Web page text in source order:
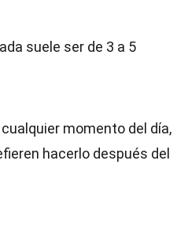
suele ser de 3 a 5
momento del día,
hacerlo después del